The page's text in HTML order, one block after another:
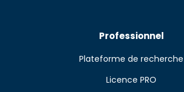
Professionnel
Plateforme de recherche
Licence PRO